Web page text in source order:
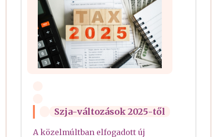
Szja-változások 2025-től
A közelmúltban elfogadott új